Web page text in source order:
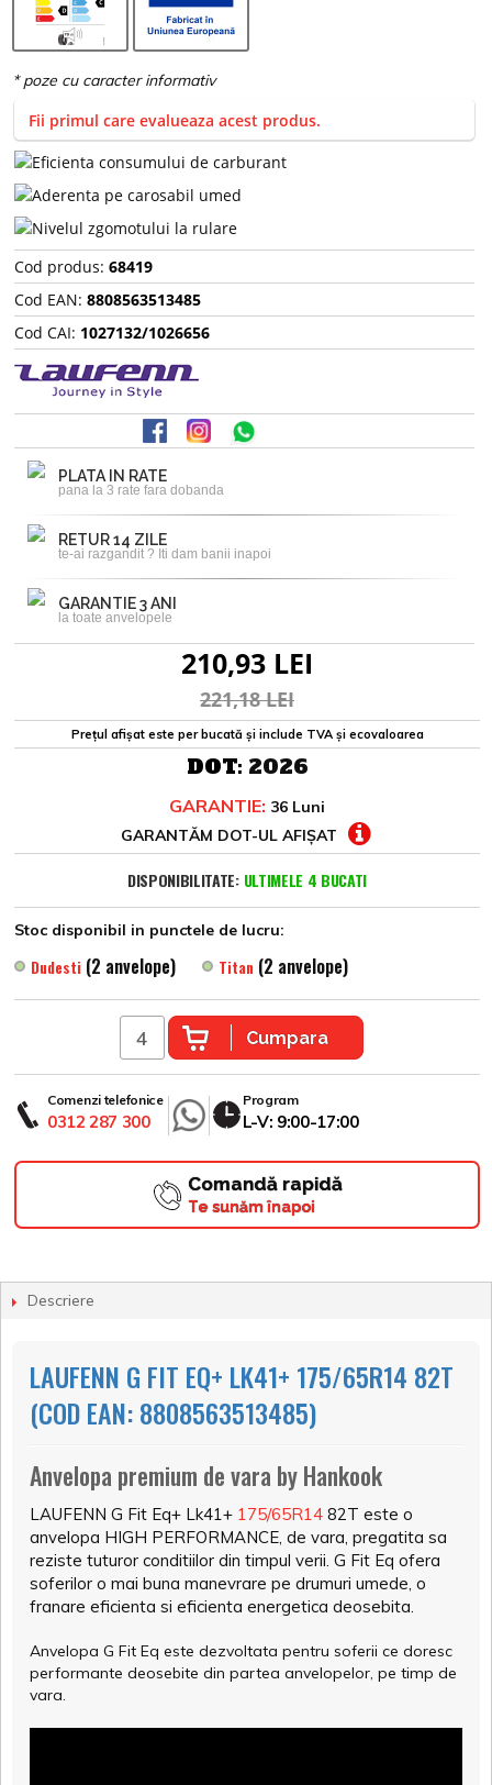
Fii primul care evalueaza acest produs.
Cod produs: 68419
Cod EAN: 8808563513485
Cod CAI: 1027132/1026656
PLATA IN RATE
pana la 3 rate fara dobanda
RETUR 14 ZILE
te-ai razgandit ? Iti dam banii inapoi
GARANTIE 3 ANI
la toate anvelopele
210,93 LEI
221,18 LEI
Prețul afișat este per bucată și include TVA și ecovaloarea
DOT: 2026
GARANTIE: 36 Luni
GARANTĂM DOT-UL AFIȘAT
DISPONIBILITATE: ULTIMELE 4 BUCATI
Stoc disponibil in punctele de lucru:
Dudesti (2 anvelope) Titan (2 anvelope)
Cumpara
Comenzi telefonice
0312 287 300
Program
L-V: 9:00-17:00
Comandă rapidă
Te sunăm înapoi
Descriere
LAUFENN G FIT EQ+ LK41+ 175/65R14 82T
(COD EAN: 8808563513485)
Anvelopa premium de vara by Hankook
LAUFENN G Fit Eq+ Lk41+ 175/65R14 82T este o
anvelopa HIGH PERFORMANCE, de vara, pregatita sa
reziste tuturor conditiilor din timpul verii. G Fit Eq ofera
soferilor o mai buna manevrare pe drumuri umede, o
franare eficienta si eficienta energetica deosebita.
Anvelopa G Fit Eq este dezvoltata pentru soferii ce doresc
performante deosebite din partea anvelopelor, pe timp de
vara.